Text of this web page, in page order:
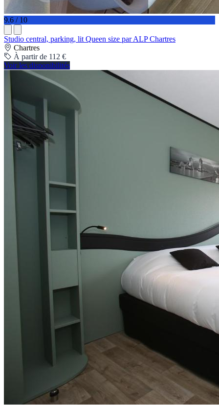
9.6 / 10
Studio central, parking, lit Queen size par ALP Chartres
Chartres
À partir de 112 €
Voir les disponibilités